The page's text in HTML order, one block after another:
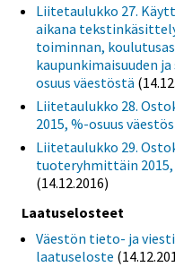
Liitetaulukko 27.
aikana
toiminnan,
kaupunkimaisuuden
osuus väestöstä
Liitetaulukko 28.
2015, %-osuus
Liitetaulukko 29.
tuoteryhmittäin 2015,
(14.12.2016)
Laatuselosteet
Väestön tieto- ja
laatuseloste